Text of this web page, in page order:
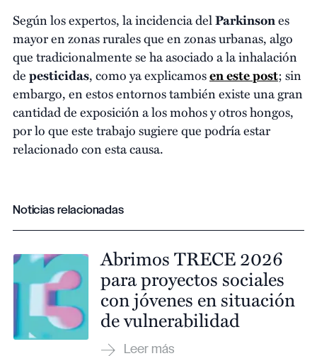
Según los expertos, la incidencia delParkinsones
mayor en zonas rurales que en zonas urbanas, algo
que tradicionalmente se ha asociado a la inhalación
depesticidas, como ya explicamosen este post; sin
embargo, en estos entornos también existe una gran
cantidad de exposición a los mohos y otros hongos,
por lo que este trabajo sugiere que podría estar
relacionado con esta causa.
Noticias relacionadas
Abrimos TRECE 2026
para proyectos sociales
con jóvenes en situación
de vulnerabilidad